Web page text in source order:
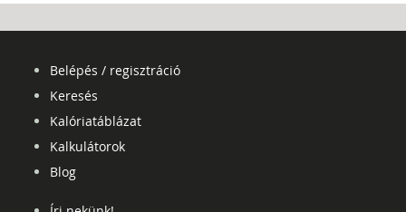
Belépés / regisztráció
Keresés
Kalóriatáblázat
Kalkulátorok
Blog